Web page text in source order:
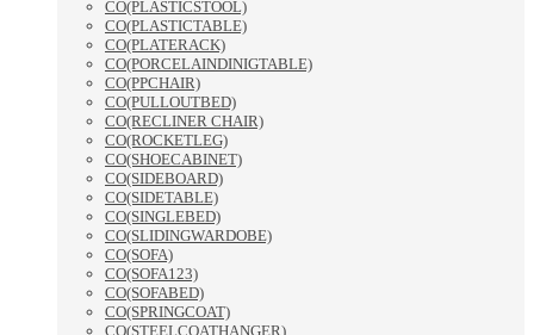
CO(PLASTICSTOOL)
CO(PLASTICTABLE)
CO(PLATERACK)
CO(PORCELAINDINIGTABLE)
CO(PPCHAIR)
CO(PULLOUTBED)
CO(RECLINER CHAIR)
CO(ROCKETLEG)
CO(SHOECABINET)
CO(SIDEBOARD)
CO(SIDETABLE)
CO(SINGLEBED)
CO(SLIDINGWARDOBE)
CO(SOFA)
CO(SOFA123)
CO(SOFABED)
CO(SPRINGCOAT)
CO(STEELCOATHANGER)